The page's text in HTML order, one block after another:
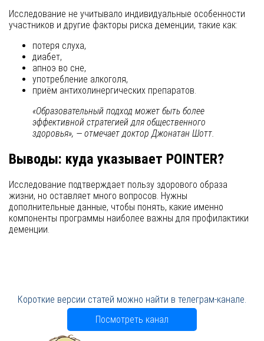
Исследование не учитывало индивидуальные особенности
участников и другие факторы риска деменции, такие как:
потеря слуха,
диабет,
апноэ во сне,
употребление алкоголя,
приём антихолинергических препаратов.
«Образовательный подход может быть более
эффективной стратегией для общественного
здоровья», — отмечает доктор Джонатан Шотт.
Выводы: куда указывает POINTER?
Исследование подтверждает пользу здорового образа
жизни, но оставляет много вопросов. Нужны
дополнительные данные, чтобы понять, какие именно
компоненты программы наиболее важны для профилактики
деменции.
Короткие версии статей можно найти в телеграм-канале.
Посмотреть канал